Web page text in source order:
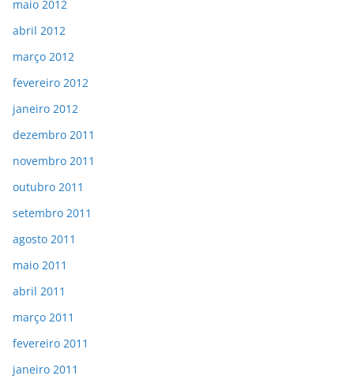
maio 2012
abril 2012
março 2012
fevereiro 2012
janeiro 2012
dezembro 2011
novembro 2011
outubro 2011
setembro 2011
agosto 2011
maio 2011
abril 2011
março 2011
fevereiro 2011
janeiro 2011